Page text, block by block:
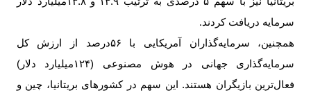
سرمایه دریافت کردند.
همچنین، سرمایه‌گذاران آمریکایی با ۵۶درصد از ارزش کل
سرمایه‌گذاری جهانی در هوش مصنوعی (۱۲۴‌میلیارد دلار)
فعال‌ترین بازیگران هستند. این سهم در کشورهای بریتانیا، چین و